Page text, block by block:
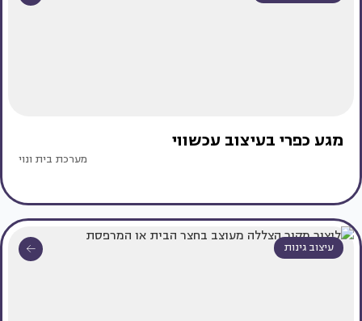
מגע כפרי בעיצוב עכשווי
מערכת בית ונוי
עיצוב גינות